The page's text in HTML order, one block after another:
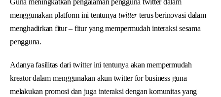
menggunakan platform ini tentunya twitterterus berinovasi dalam
menghadirkan fitur – fitur yang mempermudah interaksi sesama
pengguna.
Adanya fasilitas dari twitter ini tentunya akan mempermudah
kreator dalam menggunakan akun twitter for business guna
melakukan promosi dan juga interaksi dengan komunitas yang